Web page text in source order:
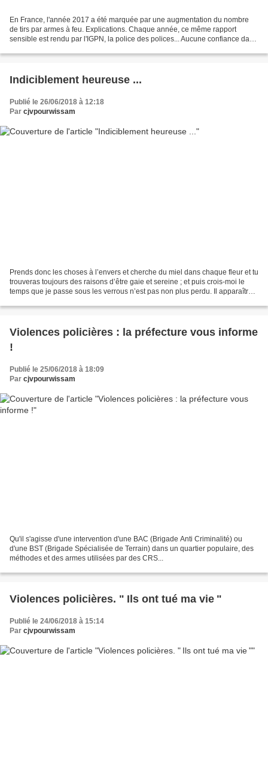
En France, l'année 2017 a été marquée par une augmentation du nombre
de tirs par armes à feu. Explications. Chaque année, ce même rapport
sensible est rendu par l'IGPN, la police des polices... Aucune confiance dans
Indiciblement heureuse ...
Publié le 26/06/2018 à 12:18
Par cjvpourwissam
Prends donc les choses à l’envers et cherche du miel dans chaque fleur et tu
trouveras toujours des raisons d’être gaie et sereine ; et puis crois-moi le
temps que je passe sous les verrous n’est pas non plus perdu. Il apparaîtra
Violences policières : la préfecture vous informe
!
Publié le 25/06/2018 à 18:09
Par cjvpourwissam
Qu'il s'agisse d'une intervention d'une BAC (Brigade Anti Criminalité) ou
d'une BST (Brigade Spécialisée de Terrain) dans un quartier populaire, des
méthodes et des armes utilisées par des CRS...
Violences policières. " Ils ont tué ma vie "
Publié le 24/06/2018 à 15:14
Par cjvpourwissam